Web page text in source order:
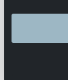
sąusługi
Added